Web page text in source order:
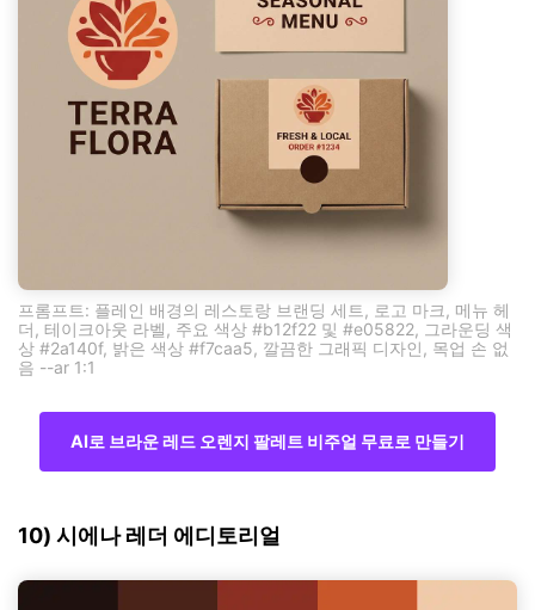
프롬프트: 플레인 배경의 레스토랑 브랜딩 세트, 로고 마크, 메뉴 헤
더, 테이크아웃 라벨, 주요 색상 #b12f22 및 #e05822, 그라운딩 색
상 #2a140f, 밝은 색상 #f7caa5, 깔끔한 그래픽 디자인, 목업 손 없
음 --ar 1:1
AI로 브라운 레드 오렌지 팔레트 비주얼 무료로 만들기
10) 시에나 레더 에디토리얼